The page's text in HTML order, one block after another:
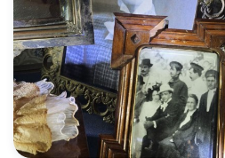
Владикавказ
Распоряжения, постановления
ОРВ и экспертиза НПА
Оценка деятельности органов
местного самоуправления